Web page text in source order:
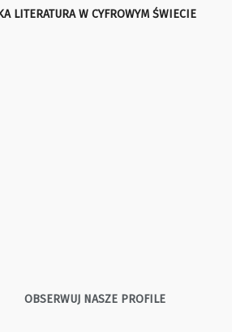
LITERATURA W CYFROWYM ŚWIECIE
OBSERWUJ NASZE PROFILE